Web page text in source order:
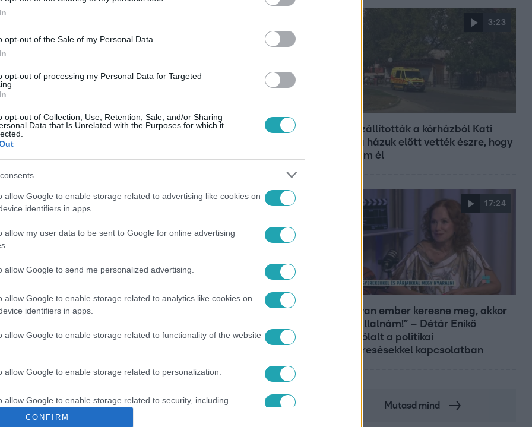
opt-out of the Sale of my Personal Data.
opt-out of processing my Personal Data for Targeted
opt-out of Collection, Use, Retention, Sale, and/or Sharing
Data that Is Unrelated with the Purposes for which it
allow Google to enable storage related to advertising like cookies on
identifiers in apps.
allow my user data to be sent to Google for online advertising
allow Google to send me personalized advertising.
allow Google to enable storage related to analytics like cookies on
identifiers in apps.
allow Google to enable storage related to functionality of the website
allow Google to enable storage related to personalization.
allow Google to enable storage related to security, including
functionality and fraud prevention, and other user protection.
CONFIRM
találta a kiutat egy európai őz az
városban. Vasárnap tűzoltók vezették ki
300 métert kellett megtenniük a föld
legyen a Google-találatokban!
#HEGY #MENTÉS
3:23
Hazaszállították a kórházból Kati
nénit, a házuk előtt vették észre, hogy
már nem él
17:24
„Ha olyan ember keresne meg, akkor
sem vállalnám!” – Détár Enikő
megszólalt a politikai
megkeresésekkel kapcsolatban
Mutasd mind